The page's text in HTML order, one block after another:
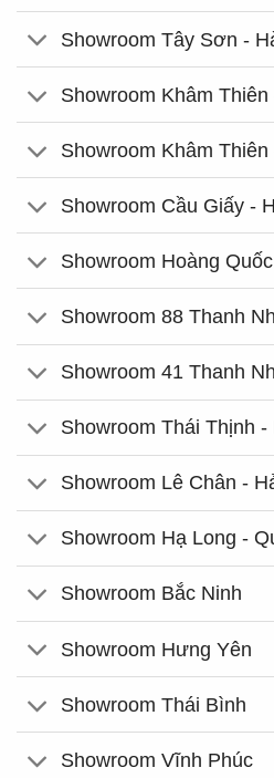
Showroom Tây Sơn -
Showroom Khâm Thiên
Showroom Khâm Thiên
Showroom Cầu Giấy -
Showroom Hoàng
Showroom 88 Thanh
Showroom 41 Thanh
Showroom Thái Thịnh -
Showroom Lê Chân -
Showroom Hạ Long -
Showroom Bắc Ninh
Showroom Hưng Yên
Showroom Thái Bình
Showroom Vĩnh Phúc